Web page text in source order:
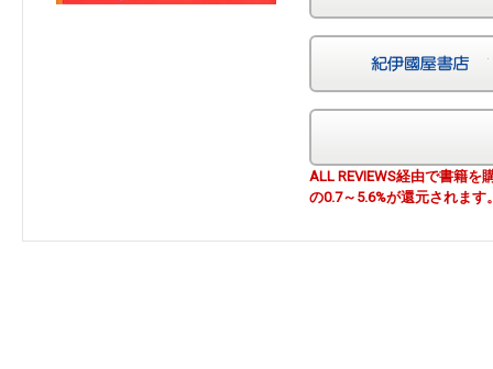
ALL REVIEWS経由で書籍
の0.7～5.6%が還元されます